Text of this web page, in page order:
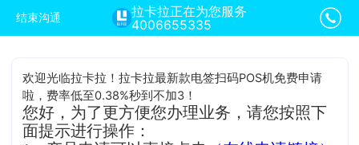
结束沟通
拉卡拉正在为您服务
4006655335
欢迎光临拉卡拉！拉卡拉最新款电签扫码POS机免费申请
啦，费率低至0.38%秒到不加3！
您好，为了更方便您办理业务，请您按照下
面提示进行操作：